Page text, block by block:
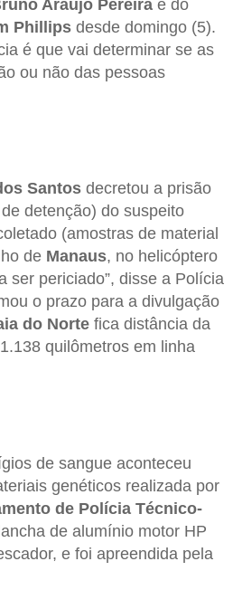
Araújo Pereira e do
Phillips desde domingo (5).
é que vai determinar se as
ou não das pessoas
Santos decretou a prisão
detenção) do suspeito
(amostras de material
de Manaus, no helicóptero
ser periciado”, disse a Polícia
o prazo para a divulgação
do Norte fica distância da
quilômetros em linha
de sangue aconteceu
genéticos realizada por
de Polícia Técnico-
de alumínio motor HP
e foi apreendida pela